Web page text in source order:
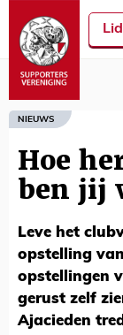
NIEUWS
Hoe
ben jij
Leve het
opstelling
opstellingen
gerust zelf
Ajacieden